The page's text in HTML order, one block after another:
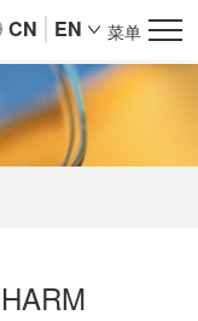
CN EN 菜单